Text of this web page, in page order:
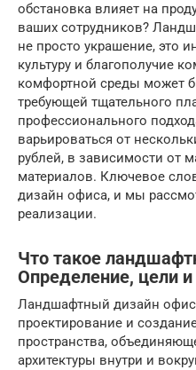
обстановка влияет на
ваших сотрудников?
не просто украшение, это
культуру и благополучие
комфортной среды может
требующей тщательного
профессионального
варьироваться от
рублей, в зависимости от
материалов. Ключевое
дизайн офиса, и мы
реализации.
Что такое
Определение, цели
Ландшафтный дизайн
проектирование и
пространства,
архитектуры внутри и